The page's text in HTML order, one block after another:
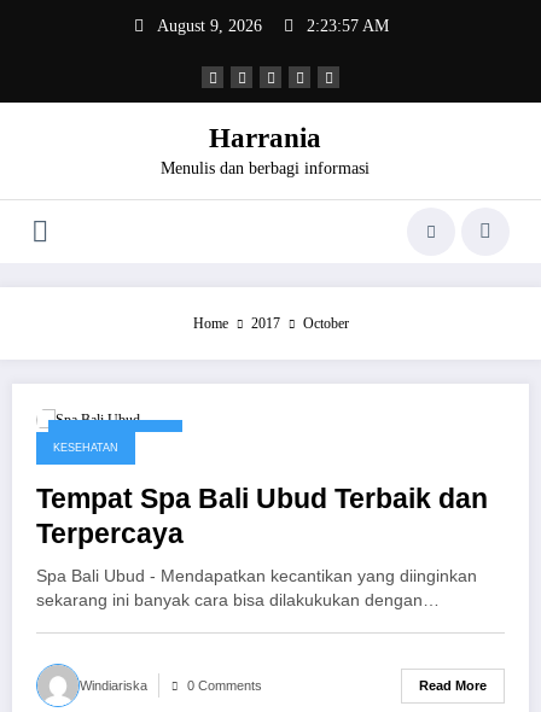
August 9, 2026 2:23:57 AM
Harrania
Menulis dan berbagi informasi
Home 2017 October
KESEHATAN
Tempat Spa Bali Ubud Terbaik dan
Terpercaya
Spa Bali Ubud - Mendapatkan kecantikan yang diinginkan
sekarang ini banyak cara bisa dilakukukan dengan…
Windiariska 0 Comments Read More